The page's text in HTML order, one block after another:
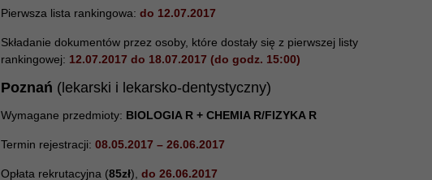
Pierwsza lista rankingowa: do 12.07.2017
Składanie dokumentów przez osoby, które dostały się z pierwszej listy
rankingowej: 12.07.2017 do 18.07.2017 (do godz. 15:00)
Poznań (lekarski i lekarsko-dentystyczny)
Wymagane przedmioty: BIOLOGIA R + CHEMIA R/FIZYKA R
Termin rejestracji: 08.05.2017 – 26.06.2017
Opłata rekrutacyjna (85zł), do 26.06.2017